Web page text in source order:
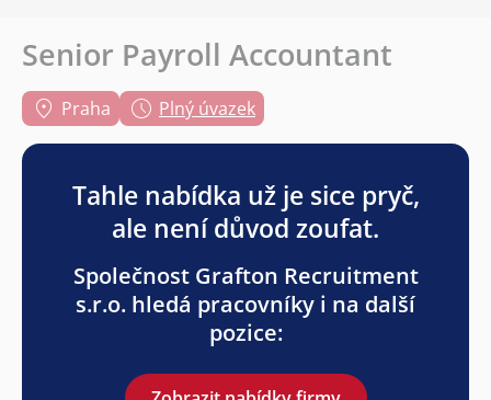
Senior Payroll Accountant
Praha Plný úvazek
Tahle nabídka už je sice pryč,
ale není důvod zoufat.
Společnost Grafton Recruitment
s.r.o. hledá pracovníky i na další
pozice: